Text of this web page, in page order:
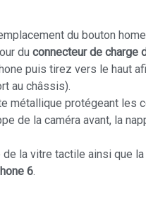
du bouton
du connecteur de charge
puis tirez vers le haut
au châssis).
protégeant les
de la caméra avant, la
la vitre tactile ainsi que la
6.